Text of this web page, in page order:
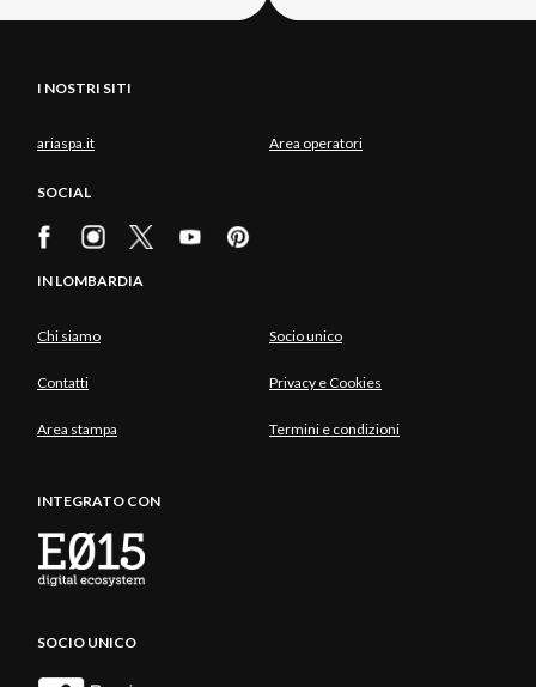
I NOSTRI SITI
ariaspa.it Area operatori
SOCIAL
IN LOMBARDIA
Chi siamo Socio unico
Contatti Privacy e Cookies
Area stampa Termini e condizioni
INTEGRATO CON
SOCIO UNICO